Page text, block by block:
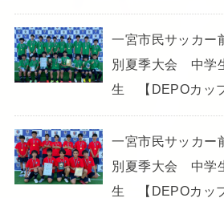
一宮市民サッカ
別夏季大会 中
生 【DEPOカッ
一宮市民サッカ
別夏季大会 中
生 【DEPOカッ